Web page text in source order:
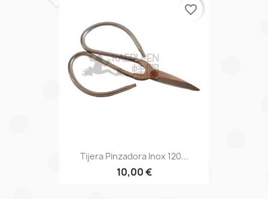
Tijera Pinzadora Inox 120...
10,00 €
favorite_border